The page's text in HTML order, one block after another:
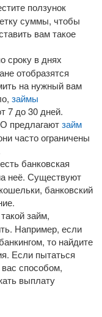
ползунок
суммы, чтобы
вам такое
сроку в днях
отобразятся
на нужный вам
займы
7 до 30 дней.
предлагаютзайм
часто ограничены
банковская
неё. Существуют
банковский
займ,
Например, если
, то найдите
Если пытаться
способом,
выплату